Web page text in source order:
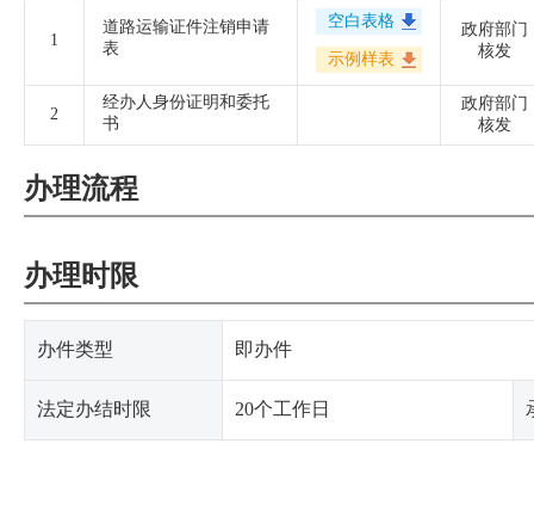
1
道路运输证件注销申请
表
空白表格
示例样表
政府部门
核发
2
经办人身份证明和委托
书
政府部门
核发
办理流程
办理时限
办件类型 即办件
法定办结时限 20个工作日